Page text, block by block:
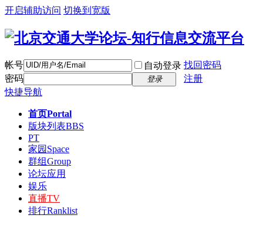
开启辅助访问 切换到宽版
帐号 自动登录 找回密码
密码
登录
注册
快捷导航
首页Portal
版块列表BBS
PT
家园 Space
群组Group
论坛应用
娱乐
直播TV
排行Ranklist